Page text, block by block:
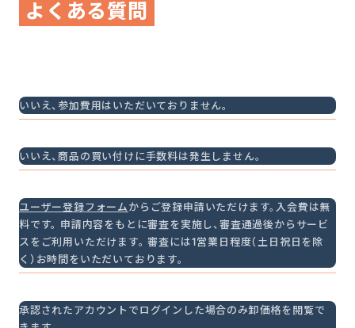
よくある質問
いいえ、参加費用はいただいておりません。
いいえ、商品の買い付けに手数料は発生しません。
ユーザー登録フォームからご登録申請いただけます。入会費は無
料です。 申請内容をもとに審査を実施し、審査通過後からサービ
スをご利用いただけます。 審査には1営業日程度（土日祝日を除
く）お時間をいただいております。
承認されたアカウントでログインした場合のみ卸価格を閲覧で